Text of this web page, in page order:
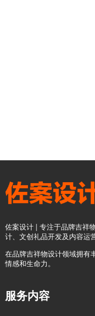
佐案设计 | 专注于品牌吉祥
计、文创礼品开发及内容运
在品牌吉祥物设计领域拥有
情感和生命力。
服务内容